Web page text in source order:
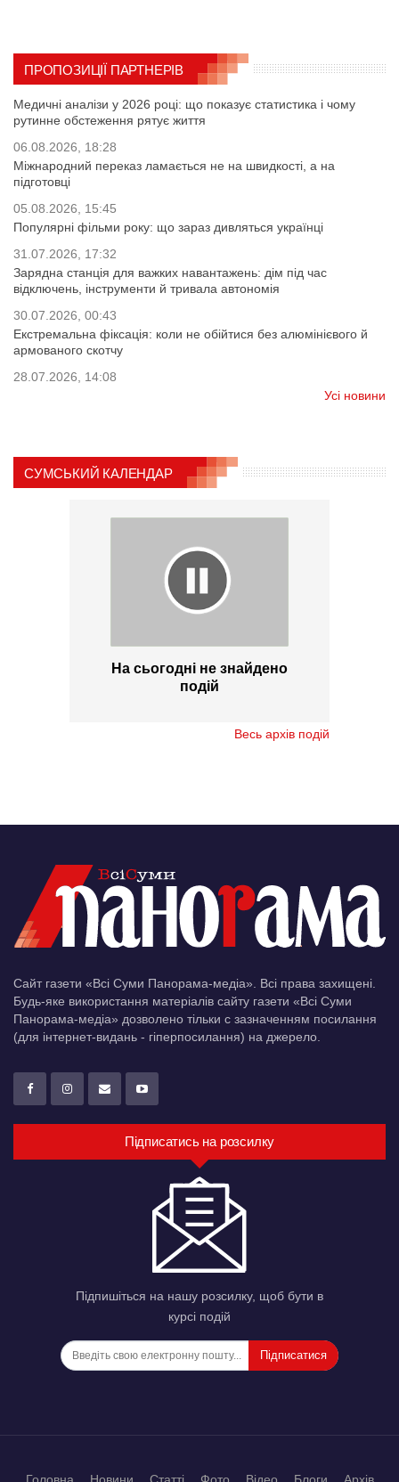
ПРОПОЗИЦІЇ ПАРТНЕРІВ
Медичні аналізи у 2026 році: що показує статистика і чому
рутинне обстеження рятує життя
06.08.2026, 18:28
Міжнародний переказ ламається не на швидкості, а на
підготовці
05.08.2026, 15:45
Популярні фільми року: що зараз дивляться українці
31.07.2026, 17:32
Зарядна станція для важких навантажень: дім під час
відключень, інструменти й тривала автономія
30.07.2026, 00:43
Екстремальна фіксація: коли не обійтися без алюмінієвого й
армованого скотчу
28.07.2026, 14:08
Усі новини
СУМСЬКИЙ КАЛЕНДАР
На сьогодні не знайдено
подій
Весь архів подій
Сайт газети «Всі Суми Панорама-медіа». Всі права захищені.
Будь-яке використання матеріалів сайту газети «Всі Суми
Панорама-медіа» дозволено тільки c зазначенням посилання
(для інтернет-видань - гіперпосилання) на джерело.
Підписатись на розсилку
Підпишіться на нашу розсилку, щоб бути в
курсі подій
Підписатися